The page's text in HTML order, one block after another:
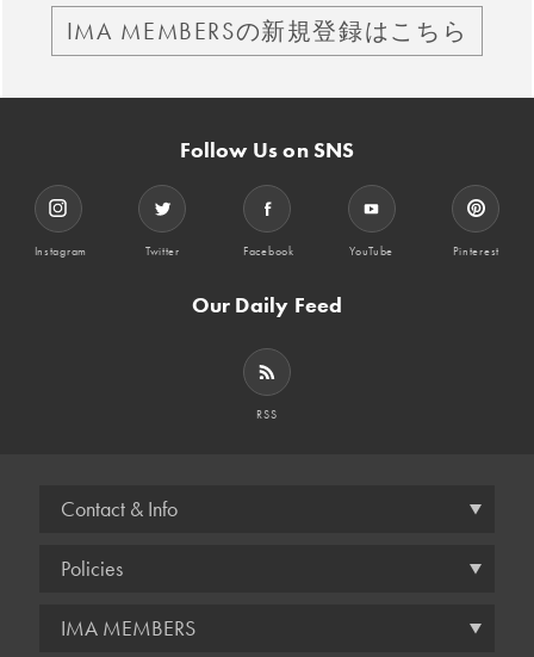
IMA MEMBERSの新規登録はこちら
Follow Us on SNS
Instagram Twitter Facebook YouTube Pinterest
Our Daily Feed
RSS
Contact & Info
Policies
IMA MEMBERS